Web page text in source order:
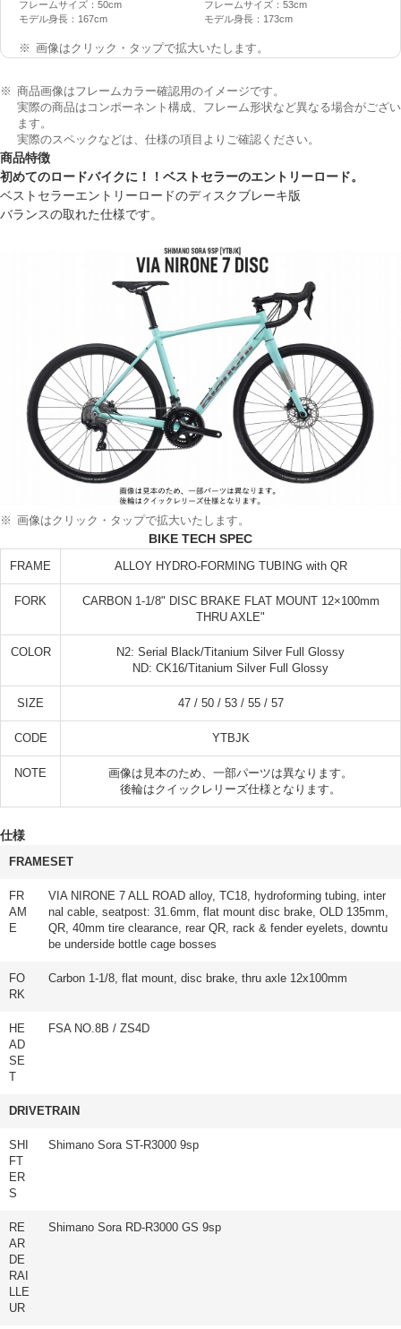
フレームサイズ：50cm
モデル身長：167cm
フレームサイズ：53cm
モデル身長：173cm
画像はクリック・タップで拡大いたします。
商品画像はフレームカラー確認用のイメージです。
実際の商品はコンポーネント構成、フレーム形状など異なる場合がござい
ます。
実際のスペックなどは、仕様の項目よりご確認ください。
商品特徴
初めてのロードバイクに！！ベストセラーのエントリーロード。
ベストセラーエントリーロードのディスクブレーキ版
バランスの取れた仕様です。
画像はクリック・タップで拡大いたします。
BIKE TECH SPEC
FRAME ALLOY HYDRO-FORMING TUBING with QR
FORK
CARBON 1-1/8" DISC BRAKE FLAT MOUNT 12×100mm
THRU AXLE"
COLOR
N2: Serial Black/Titanium Silver Full Glossy
ND: CK16/Titanium Silver Full Glossy
SIZE 47 / 50 / 53 / 55 / 57
CODE YTBJK
NOTE
画像は見本のため、一部パーツは異なります。
後輪はクイックレリーズ仕様となります。
仕様
FRAMESET
FR
AM
E
VIA NIRONE 7 ALL ROAD alloy, TC18, hydroforming tubing, inter
nal cable, seatpost: 31.6mm, flat mount disc brake, OLD 135mm,
QR, 40mm tire clearance, rear QR, rack & fender eyelets, downtu
be underside bottle cage bosses
FO
RK
Carbon 1-1/8, flat mount, disc brake, thru axle 12x100mm
HE
AD
SE
T
FSA NO.8B / ZS4D
DRIVETRAIN
SHI
FT
ER
S
Shimano Sora ST-R3000 9sp
RE
AR
DE
RAI
LLE
UR
Shimano Sora RD-R3000 GS 9sp